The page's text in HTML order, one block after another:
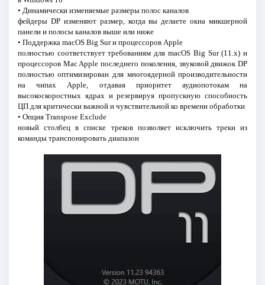
• Динамически изменяемые размеры полос каналов
фейдеры DP изменяют размер, когда вы делаете окна микшерной
панели и полосы каналов выше или ниже
• Поддержка macOS Big Sur и процессоров Apple
полностью соответствует требованиям для macOS Big Sur (11.x) и
процессоров Mac Apple последнего поколения, звуковой движок DP
полностью оптимизирован для многоядерной производительности
на чипах Apple, отдавая приоритет аудиопотокам на
высокоскоростных ядрах и резервируя пропускную способность
ЦП для критически важной и чувствительной ко времени обработки
• Опция Transpose Exclude
новый столбец в списке треков позволяет исключить треки из
команды транспонировать диапазон